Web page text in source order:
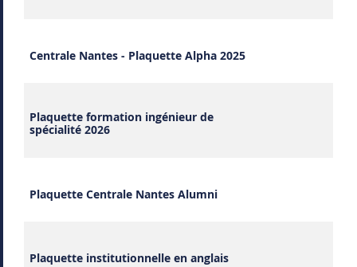
Centrale Nantes - Plaquette Alpha 2025
Plaquette formation ingénieur de
spécialité 2026
Plaquette Centrale Nantes Alumni
Plaquette institutionnelle en anglais